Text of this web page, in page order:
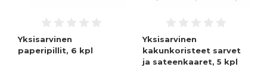
Yksisarvinen
paperipillit, 6 kpl
Yksisarvinen
kakunkoristeet sarvet
ja sateenkaaret, 5 kpl